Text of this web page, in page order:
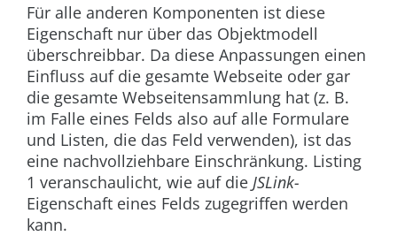
Für alle anderen Komponenten ist diese
Eigenschaft nur über das Objektmodell
überschreibbar. Da diese Anpassungen einen
Einfluss auf die gesamte Webseite oder gar
die gesamte Webseitensammlung hat (z. B.
im Falle eines Felds also aufalle Formulare
und Listen, die das Feld verwenden), ist das
eine nachvollziehbare Einschränkung. Listing
1 veranschaulicht, wie auf die JSLink-
Eigenschaft eines Felds zugegriffen werden
kann.